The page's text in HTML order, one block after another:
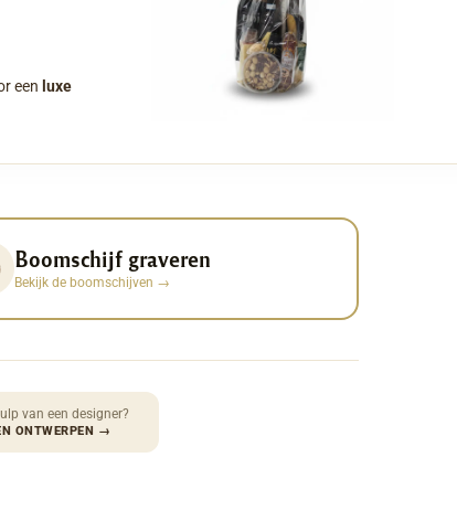
een luxe
Boomschijf graveren
Bekijk de boomschijven →
van een designer?
ONTWERPEN →